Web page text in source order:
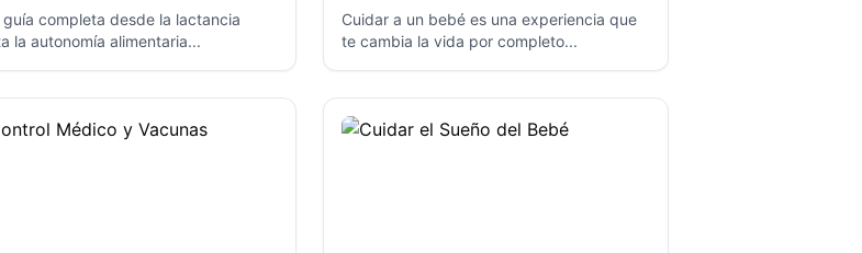
guía completa desde la lactancia
la autonomía alimentaria...
Cuidar a un bebé es una experiencia que
te cambia la vida por completo...